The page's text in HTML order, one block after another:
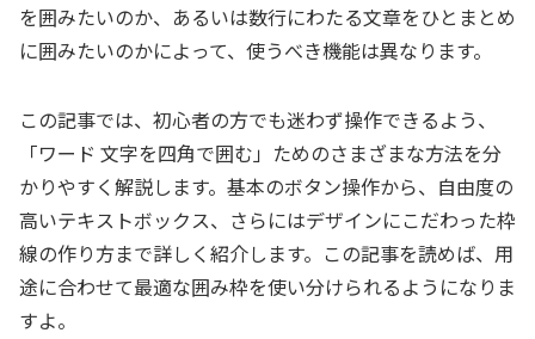
を囲みたいのか、あるいは数行にわたる文章をひとまとめ
に囲みたいのかによって、使うべき機能は異なります。
この記事では、初心者の方でも迷わず操作できるよう、
「ワード 文字を四角で囲む」ためのさまざまな方法を分
かりやすく解説します。基本のボタン操作から、自由度の
高いテキストボックス、さらにはデザインにこだわった枠
線の作り方まで詳しく紹介します。この記事を読めば、用
途に合わせて最適な囲み枠を使い分けられるようになりま
すよ。